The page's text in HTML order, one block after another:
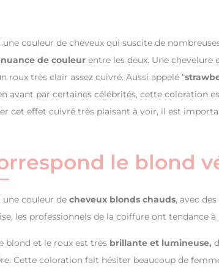
couleur de cheveux qui suscite de
nuance de couleur entre les deux. Une chevelure
roux très clair assez cuivré. Aussi appelé “
avant par certaines célébrités, cette coloration
cet effet cuivré très plaisant à voir, il est
le blond
une couleur de cheveux blonds chauds, avec
les professionnels de la coiffure ont tendance
blond et le roux est très brillante et lumineuse,
Cette coloration fait hésiter beaucoup de